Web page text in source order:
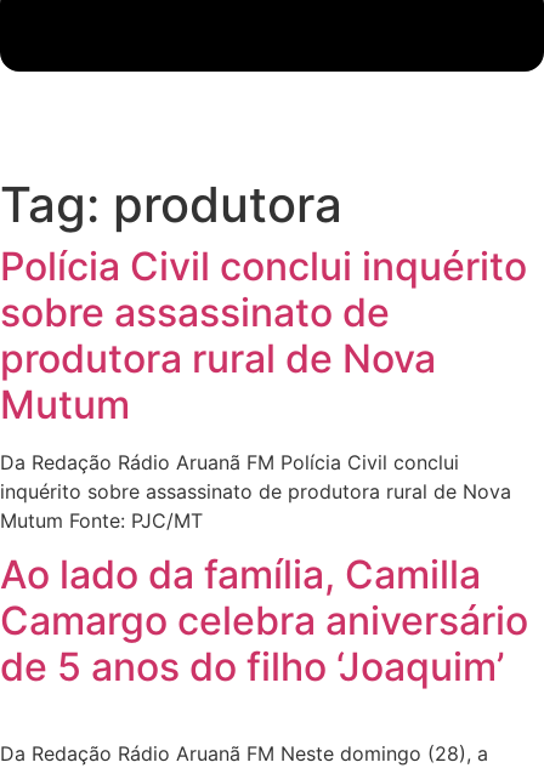
Tag: produtora
Polícia Civil conclui inquérito
sobre assassinato de
produtora rural de Nova
Mutum
Da Redação Rádio Aruanã FM Polícia Civil conclui
inquérito sobre assassinato de produtora rural de Nova
Mutum Fonte: PJC/MT
Ao lado da família, Camilla
Camargo celebra aniversário
de 5 anos do filho ‘Joaquim’
Da Redação Rádio Aruanã FM Neste domingo (28), a